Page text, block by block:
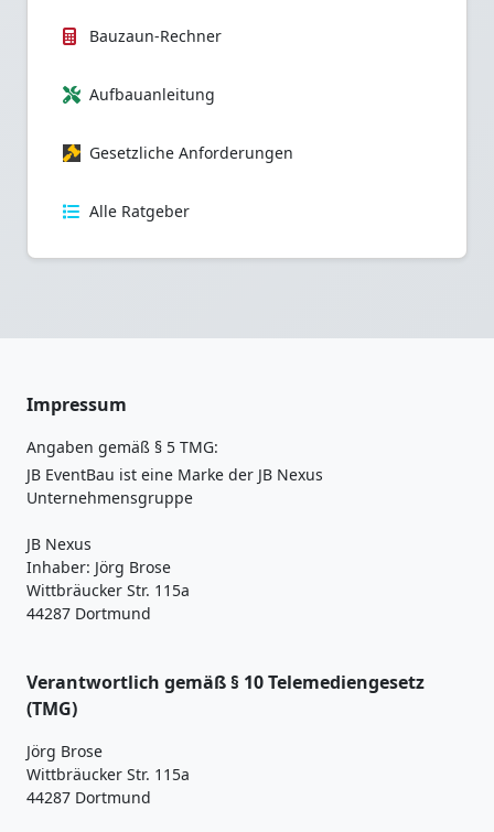
Bauzaun-Rechner
Aufbauanleitung
Gesetzliche Anforderungen
Alle Ratgeber
Impressum
Angaben gemäß § 5 TMG:
JB EventBau ist eine Marke der JB Nexus
Unternehmensgruppe
JB Nexus
Inhaber: Jörg Brose
Wittbräucker Str. 115a
44287 Dortmund
Verantwortlich gemäß § 10 Telemediengesetz
(TMG)
Jörg Brose
Wittbräucker Str. 115a
44287 Dortmund